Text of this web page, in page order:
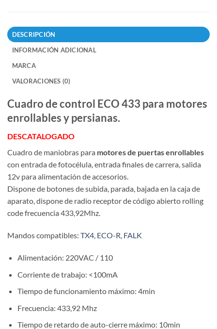
DESCRIPCIÓN
INFORMACIÓN ADICIONAL
MARCA
VALORACIONES (0)
Cuadro de control ECO 433 para motores
enrollables y persianas.
DESCATALOGADO
Cuadro de maniobras para motores de puertas enrollables
con entrada de fotocélula, entrada finales de carrera, salida
12v para alimentación de accesorios.
Dispone de botones de subida, parada, bajada en la caja de
aparato, dispone de radio receptor de código abierto rolling
code frecuencia 433,92Mhz.
Mandos compatibles: TX4, ECO-R, FALK
Alimentación: 220VAC / 110
Corriente de trabajo: <100mA
Tiempo de funcionamiento máximo: 4min
Frecuencia: 433,92 Mhz
Tiempo de retardo de auto-cierre máximo: 10min